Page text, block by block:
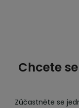
Chcete
Zúčastněte se